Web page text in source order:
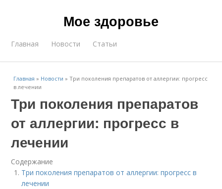
Мое здоровье
Главная Новости Статьи
Главная » Новости »Три поколения препаратов от аллергии: прогресс
в лечении
Три поколения препаратов
от аллергии: прогресс в
лечении
Содержание
Три поколения препаратов от аллергии: прогресс в
лечении